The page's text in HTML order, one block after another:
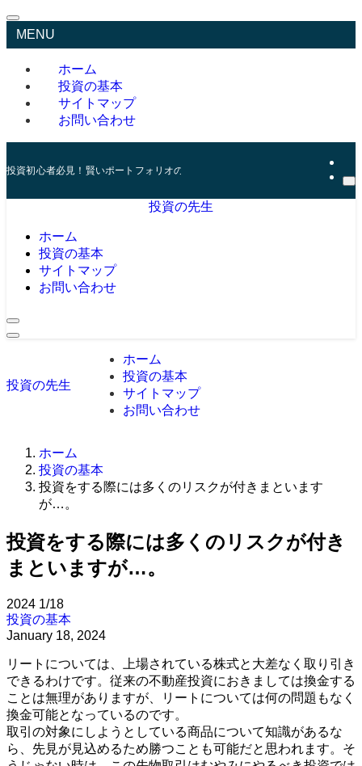
MENU
ホーム
投資の基本
サイトマップ
お問い合わせ
投資初心者必見！賢いポートフォリオの組み方とリスク管理の秘訣
投資の先生
ホーム
投資の基本
サイトマップ
お問い合わせ
投資の先生
ホーム
投資の基本
サイトマップ
お問い合わせ
ホーム
投資の基本
投資をする際には多くのリスクが付きまといます
が…。
投資をする際には多くのリスクが付き
まといますが…。
2024 1/18
投資の基本
January 18, 2024
リートについては、上場されている株式と大差なく取り引き
できるわけです。従来の不動産投資におきましては換金する
ことは無理がありますが、リートについては何の問題もなく
換金可能となっているのです。
取引の対象にしようとしている商品について知識があるな
ら、先見が見込めるため勝つことも可能だと思われます。そ